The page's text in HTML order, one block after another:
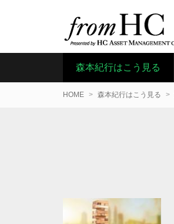
森本紀行はこう見る
HOME 森本紀行はこう見る